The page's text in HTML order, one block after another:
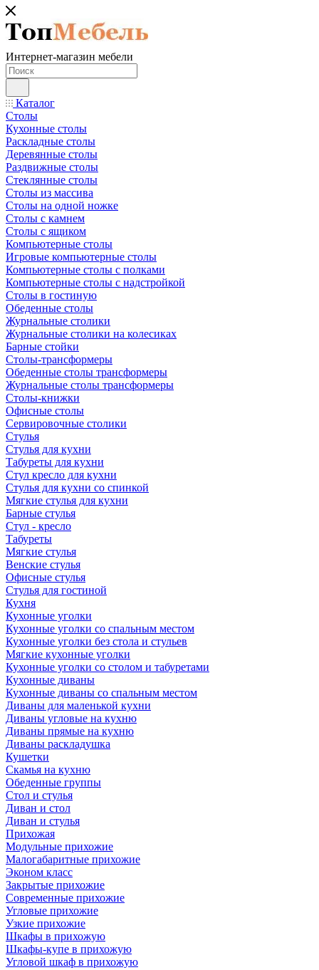
Интернет-магазин мебели
Каталог
Столы
Кухонные столы
Раскладные столы
Деревянные столы
Раздвижные столы
Стеклянные столы
Столы из массива
Столы на одной ножке
Столы с камнем
Столы с ящиком
Компьютерные столы
Игровые компьютерные столы
Компьютерные столы с полками
Компьютерные столы с надстройкой
Столы в гостиную
Обеденные столы
Журнальные столики
Журнальные столики на колесиках
Барные стойки
Столы-трансформеры
Обеденные столы трансформеры
Журнальные столы трансформеры
Столы-книжки
Офисные столы
Сервировочные столики
Стулья
Стулья для кухни
Табуреты для кухни
Стул кресло для кухни
Стулья для кухни со спинкой
Мягкие стулья для кухни
Барные стулья
Стул - кресло
Табуреты
Мягкие стулья
Венские стулья
Офисные стулья
Стулья для гостиной
Кухня
Кухонные уголки
Кухонные уголки со спальным местом
Кухонные уголки без стола и стульев
Мягкие кухонные уголки
Кухонные уголки со столом и табуретами
Кухонные диваны
Кухонные диваны со спальным местом
Диваны для маленькой кухни
Диваны угловые на кухню
Диваны прямые на кухню
Диваны раскладушка
Кушетки
Скамья на кухню
Обеденные группы
Стол и стулья
Диван и стол
Диван и стулья
Прихожая
Модульные прихожие
Малогабаритные прихожие
Эконом класс
Закрытые прихожие
Современные прихожие
Угловые прихожие
Узкие прихожие
Шкафы в прихожую
Шкафы-купе в прихожую
Угловой шкаф в прихожую